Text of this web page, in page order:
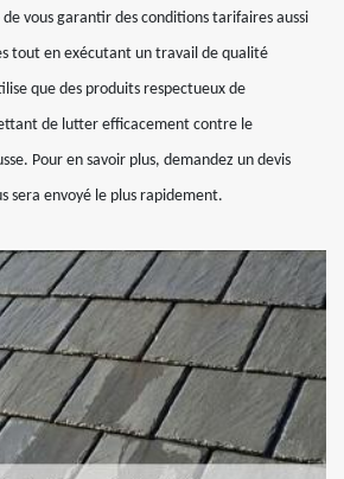
vous garantir des conditions tarifaires aussi
tout en exécutant un travail de qualité
que des produits respectueux de
de lutter efficacement contre le
Pour en savoir plus, demandez un devis
sera envoyé le plus rapidement.